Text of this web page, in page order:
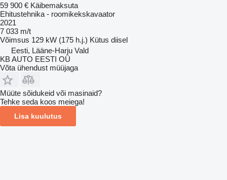
59 900 € Käibemaksuta
Ehitustehnika - roomikekskavaator
2021
7 033 m/t
Võimsus 129 kW (175 h.j.) Kütus diisel
Eesti, Lääne-Harju Vald
KB AUTO EESTI OÜ
Võta ühendust müüjaga
Müüte sõidukeid või masinaid?
Tehke seda koos meiega!
Lisa kuulutus